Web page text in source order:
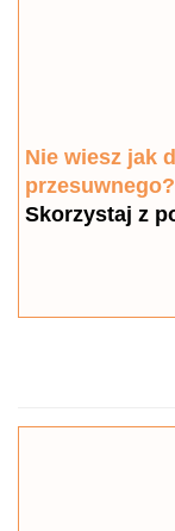
Nie wiesz jak
przesuwnego?
Skorzystaj z